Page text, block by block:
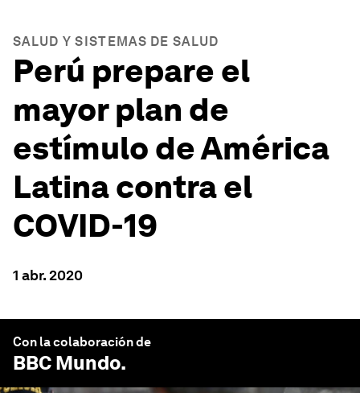
SALUD Y SISTEMAS DE SALUD
Perú prepare el
mayor plan de
estímulo de América
Latina contra el
COVID-19
1 abr. 2020
Con la colaboración de
BBC Mundo.